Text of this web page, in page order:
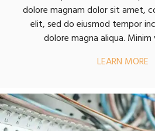
dolore magnam dolor sit amet,
elit, sed do eiusmod tempor
dolore magna aliqua.
LEARN MORE